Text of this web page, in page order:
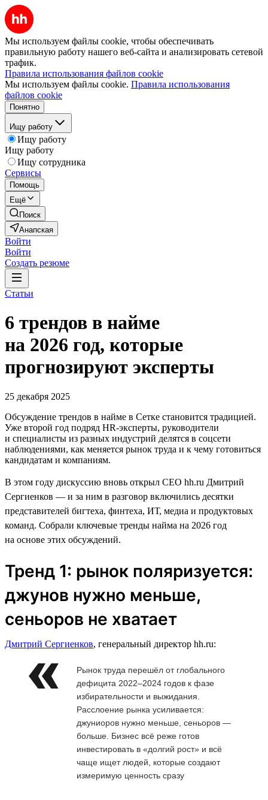
Мы используем файлы cookie, чтобы обеспечивать
правильную работу нашего веб-сайта и анализировать сетевой
трафик.
Правила использования файлов cookie
Мы используем файлы cookie. Правила использования
файлов cookie
Понятно
Ищу работу
Ищу работу
Ищу работу
Ищу сотрудника
Сервисы
Помощь
Ещё
Поиск
Анапская
Войти
Войти
Создать резюме
Статьи
6 трендов в найме
на 2026 год, которые
прогнозируют эксперты
25 декабря 2025
Обсуждение трендов в найме в Сетке становится традицией.
Уже второй год подряд HR-эксперты, руководители
и специалисты из разных индустрий делятся в соцсети
наблюдениями, как меняется рынок труда и к чему готовиться
кандидатам и компаниям.
В этом году дискуссию вновь открыл CEO hh.ru Дмитрий
Сергиенков — и за ним в разговор включились десятки
представителей бигтеха, финтеха, ИТ, медиа и продуктовых
команд. Собрали ключевые тренды найма на 2026 год
на основе этих обсуждений.
Тренд 1: рынок поляризуется:
джунов нужно меньше,
сеньоров не хватает
Дмитрий Сергиенков, генеральный директор hh.ru:
Рынок труда перешёл от глобального
дефицита 2022–2024 годов к фазе
избирательности и выжидания.
Расслоение рынка усиливается:
джуниоров нужно меньше, сеньоров —
больше. Бизнес всё реже готов
инвестировать в «долгий рост» и всё
чаще ищет людей, которые создают
измеримую ценность сразу